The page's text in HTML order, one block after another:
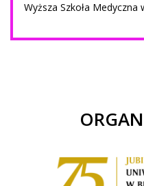
Wyższa Szkoła Medyczna